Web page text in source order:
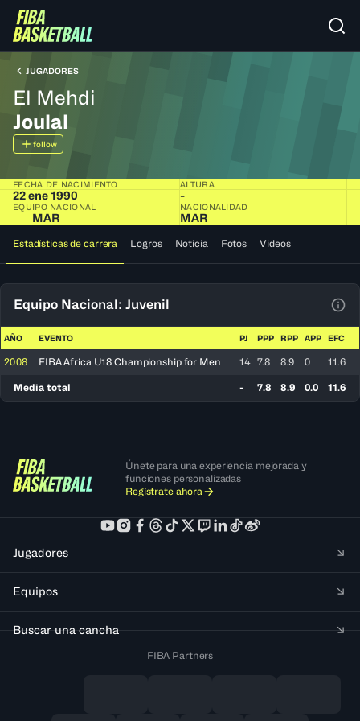
JUGADORES
El Mehdi
Joulal
follow
FECHA DE NACIMIENTO
22 ene 1990
ALTURA
-
EQUIPO NACIONAL
MAR
NACIONALIDAD
MAR
Estadísticas de carrera Logros Noticia Fotos Videos
Equipo Nacional: Juvenil
AÑO EVENTO PJ PPP RPP APP EFC
2008 FIBA Africa U18 Championship for Men 14 7.8 8.9 0 11.6
Media total - 7.8 8.9 0.0 11.6
Únete para una experiencia mejorada y
funciones personalizadas
Regístrate ahora
Jugadores
Equipos
Buscar una cancha
FIBA Partners